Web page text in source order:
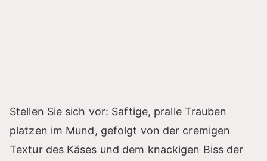
Stellen Sie sich vor: Saftige, pralle Trauben
platzen im Mund, gefolgt von der cremigen
Textur des Käses und dem knackigen Biss der